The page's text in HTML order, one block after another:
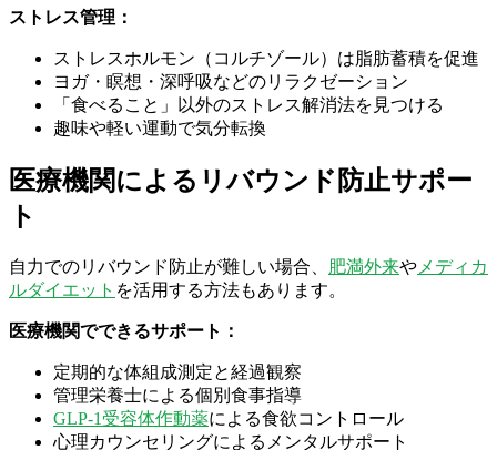
ストレス管理：
ストレスホルモン（コルチゾール）は脂肪蓄積を促進
ヨガ・瞑想・深呼吸などのリラクゼーション
「食べること」以外のストレス解消法を見つける
趣味や軽い運動で気分転換
医療機関によるリバウンド防止サポー
ト
自力でのリバウンド防止が難しい場合、 肥満外来や メディカ
ルダイエット を活用する方法もあります。
医療機関でできるサポート：
定期的な体組成測定と経過観察
管理栄養士による個別食事指導
GLP-1受容体作動薬による食欲コントロール
心理カウンセリングによるメンタルサポート